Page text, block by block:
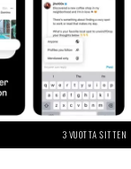
3 VUOTTA SITTEN